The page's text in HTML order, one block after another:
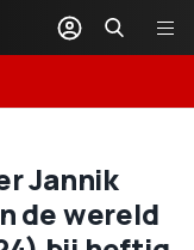
Jannik
de wereld